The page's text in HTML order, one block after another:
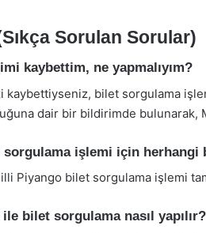
Sorulan Sorular)
kaybettim, ne yapmalıyım?
kaybettiyseniz, bilet sorgulama
dair bir bildirimde bulunarak,
sorgulama işlemi için herhangi
Piyango bilet sorgulama işlemi
ile bilet sorgulama nasıl yapılır?